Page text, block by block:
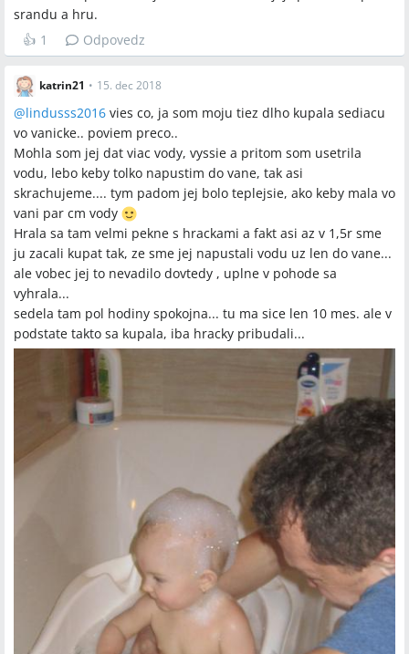
srandu a hru.
👍 1 Odpovedz
katrin21 • 15. dec 2018
@lindusss2016 vies co, ja som moju tiez dlho kupala sediacu
vo vanicke.. poviem preco..
Mohla som jej dat viac vody, vyssie a pritom som usetrila
vodu, lebo keby tolko napustim do vane, tak asi
skrachujeme.... tym padom jej bolo teplejsie, ako keby mala vo
vani par cm vody
Hrala sa tam velmi pekne s hrackami a fakt asi az v 1,5r sme
ju zacali kupat tak, ze sme jej napustali vodu uz len do vane...
ale vobec jej to nevadilo dovtedy , uplne v pohode sa
vyhrala...
sedela tam pol hodiny spokojna... tu ma sice len 10 mes. ale v
podstate takto sa kupala, iba hracky pribudali...